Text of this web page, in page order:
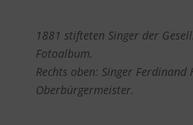
1881 stifteten Singer der
Fotoalbum.
Rechts oben: Singer
Oberbürgermeister.